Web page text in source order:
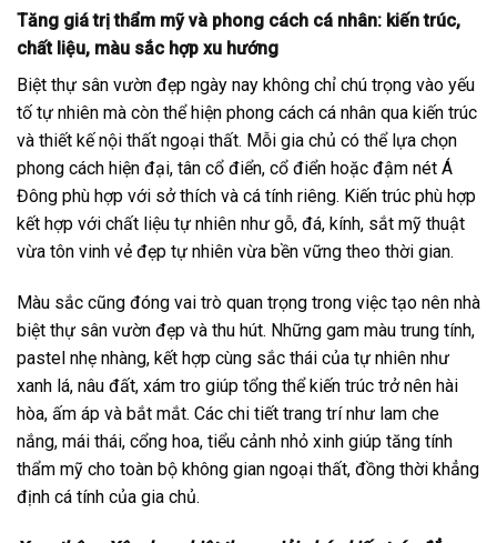
Tăng giá trị thẩm mỹ và phong cách cá nhân: kiến trúc,
chất liệu, màu sắc hợp xu hướng
Biệt thự sân vườn đẹp ngày nay không chỉ chú trọng vào yếu
tố tự nhiên mà còn thể hiện phong cách cá nhân qua kiến trúc
và thiết kế nội thất ngoại thất. Mỗi gia chủ có thể lựa chọn
phong cách hiện đại, tân cổ điển, cổ điển hoặc đậm nét Á
Đông phù hợp với sở thích và cá tính riêng. Kiến trúc phù hợp
kết hợp với chất liệu tự nhiên như gỗ, đá, kính, sắt mỹ thuật
vừa tôn vinh vẻ đẹp tự nhiên vừa bền vững theo thời gian.
Màu sắc cũng đóng vai trò quan trọng trong việc tạo nên nhà
biệt thự sân vườn đẹp và thu hút. Những gam màu trung tính,
pastel nhẹ nhàng, kết hợp cùng sắc thái của tự nhiên như
xanh lá, nâu đất, xám tro giúp tổng thể kiến trúc trở nên hài
hòa, ấm áp và bắt mắt. Các chi tiết trang trí như lam che
nắng, mái thái, cổng hoa, tiểu cảnh nhỏ xinh giúp tăng tính
thẩm mỹ cho toàn bộ không gian ngoại thất, đồng thời khẳng
định cá tính của gia chủ.